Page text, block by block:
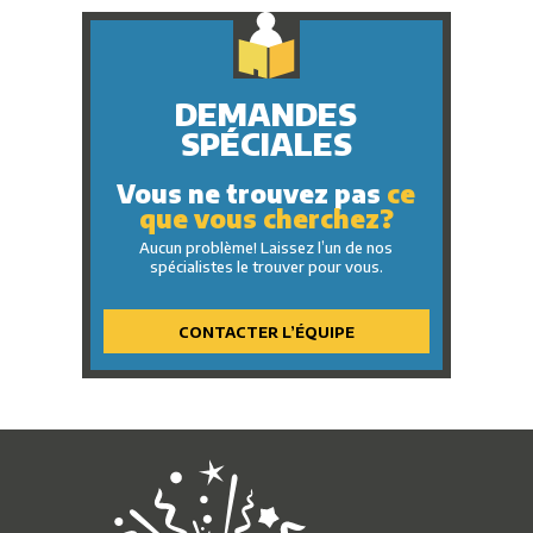
DEMANDES
SPÉCIALES
Vous ne trouvez pas ce
que vous cherchez?
Aucun problème! Laissez l’un de nos
spécialistes le trouver pour vous.
CONTACTER L’ÉQUIPE